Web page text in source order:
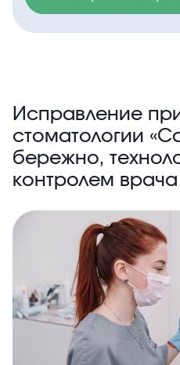
Исправление
стоматологии
бережно,
контролем врача